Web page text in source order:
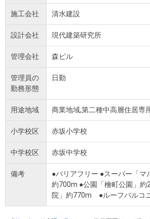
施工会社 清水建設
設計会社 現代建築研究所
管理会社 森ビル
管理員の
勤務形態
日勤
用途地域 商業地域,第二種中高層住居専
小学校区 赤坂小学校
中学校区 赤坂中学校
備考
●バリアフリー ●スーパー「マ
約700m ●公園「檜町公園」約
院」約770m ●ルーフバルコ